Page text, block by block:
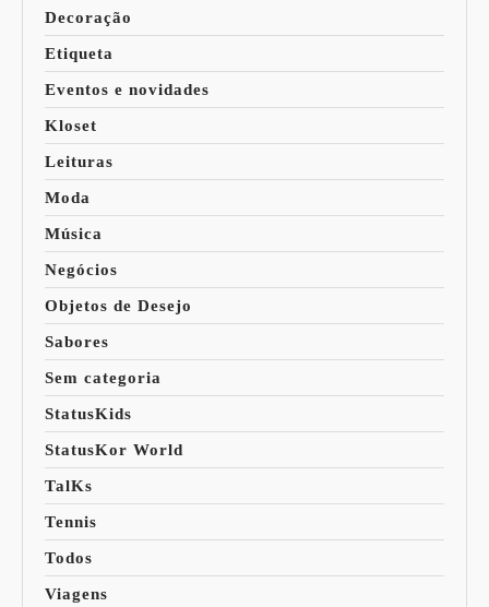
Decoração
Etiqueta
Eventos e novidades
Kloset
Leituras
Moda
Música
Negócios
Objetos de Desejo
Sabores
Sem categoria
StatusKids
StatusKor World
TalKs
Tennis
Todos
Viagens